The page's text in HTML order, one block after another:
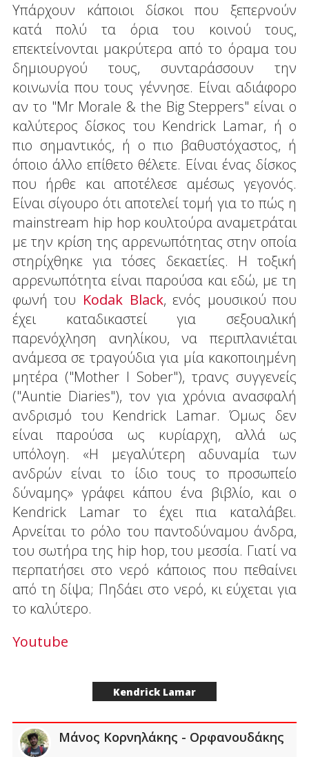
Υπάρχουν κάποιοι δίσκοι που ξεπερνούν
κατά πολύ τα όρια του κοινού τους,
επεκτείνονται μακρύτερα από το όραμα του
δημιουργού τους, συνταράσσουν την
κοινωνία που τους γέννησε. Είναι αδιάφορο
αν το "Mr Morale & the Big Steppers" είναι ο
καλύτερος δίσκος του Kendrick Lamar, ή ο
πιο σημαντικός, ή ο πιο βαθυστόχαστος, ή
όποιο άλλο επίθετο θέλετε. Είναι ένας δίσκος
που ήρθε και αποτέλεσε αμέσως γεγονός.
Είναι σίγουρο ότι αποτελεί τομή για το πώς η
mainstream hip hop κουλτούρα αναμετράται
με την κρίση της αρρενωπότητας στην οποία
στηρίχθηκε για τόσες δεκαετίες. Η τοξική
αρρενωπότητα είναι παρούσα και εδώ, με τη
φωνή του Kodak Black, ενός μουσικού που
έχει καταδικαστεί για σεξουαλική
παρενόχληση ανηλίκου, να περιπλανιέται
ανάμεσα σε τραγούδια για μία κακοποιημένη
μητέρα ("Mother I Sober"), τρανς συγγενείς
("Auntie Diaries"), τον για χρόνια ανασφαλή
ανδρισμό του Kendrick Lamar. Όμως δεν
είναι παρούσα ως κυρίαρχη, αλλά ως
υπόλογη. «Η μεγαλύτερη αδυναμία των
ανδρών είναι το ίδιο τους το προσωπείο
δύναμης» γράφει κάπου ένα βιβλίο, και ο
Kendrick Lamar το έχει πια καταλάβει.
Αρνείται το ρόλο του παντοδύναμου άνδρα,
του σωτήρα της hip hop, του μεσσία. Γιατί να
περπατήσει στο νερό κάποιος που πεθαίνει
από τη δίψα; Πηδάει στο νερό, κι εύχεται για
το καλύτερο.
Youtube
Kendrick Lamar
Μάνος Κορνηλάκης - Ορφανουδάκης